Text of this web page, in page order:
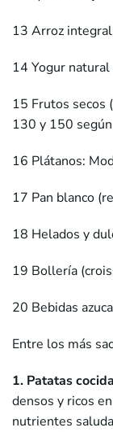
13 Arroz
14 Yogur
15 Frutos secos
130 y 150
16 Plátanos:
17 Pan blanco
18 Helados y
19 Bollería
20 Bebidas
Entre los más
1. Patatas
densos y ricos
nutrientes